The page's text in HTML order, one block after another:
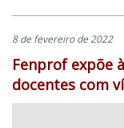
8 de fevereiro de 2022
Fenprof expõe
docentes com